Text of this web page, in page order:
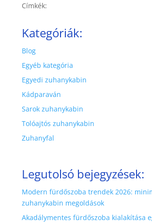
Címkék:
Kategóriák:
Blog
Egyéb kategória
Egyedi zuhanykabin
Kádparaván
Sarok zuhanykabin
Tolóajtós zuhanykabin
Zuhanyfal
Legutolsó bejegyzések:
Modern fürdőszoba trendek 2026:
zuhanykabin megoldások
Akadálymentes fürdőszoba kialakítása